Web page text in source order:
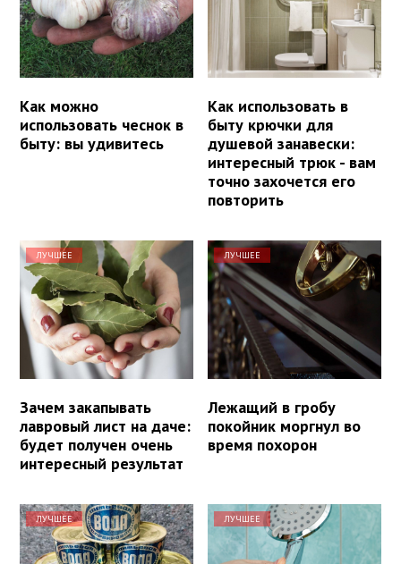
Как можно
использовать чеснок в
быту: вы удивитесь
Как использовать в
быту крючки для
душевой занавески:
интересный трюк - вам
точно захочется его
повторить
ЛУЧШЕЕ
Зачем закапывать
лавровый лист на даче:
будет получен очень
интересный результат
ЛУЧШЕЕ
Лежащий в гробу
покойник моргнул во
время похорон
ЛУЧШЕЕ ЛУЧШЕЕ